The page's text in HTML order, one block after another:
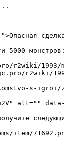
5000 монстров:
r2wiki/1993/
r2wiki/
s-
alt=""
71692.png)